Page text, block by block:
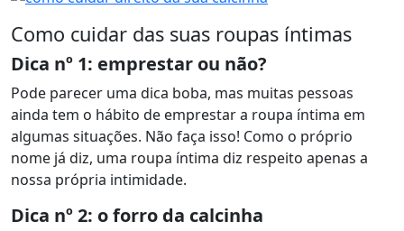
Como cuidar das suas roupas íntimas
Dica nº 1: emprestar ou não?
Pode parecer uma dica boba, mas muitas pessoas
ainda tem o hábito de emprestar a roupa íntima em
algumas situações. Não faça isso! Como o próprio
nome já diz, uma roupa íntima diz respeito apenas a
nossa própria intimidade.
Dica nº 2: o forro da calcinha